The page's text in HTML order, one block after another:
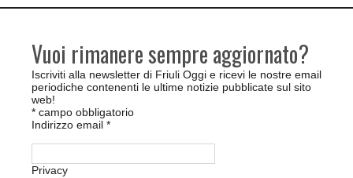
Vuoi rimanere sempre aggiornato?
Iscriviti alla newsletter di Friuli Oggi e ricevi le nostre email
periodiche contenenti le ultime notizie pubblicate sul sito
web!
* campo obbligatorio
Indirizzo email *
Privacy